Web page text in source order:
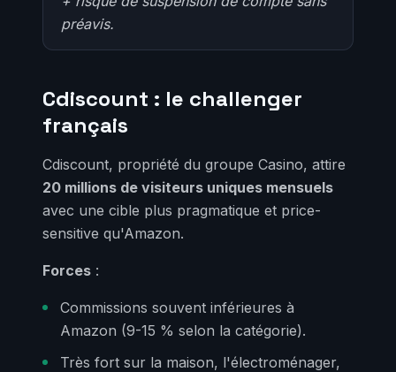
préavis.
Cdiscount : le challenger
français
Cdiscount, propriété du groupe Casino, attire
20 millions de visiteurs uniques mensuels
avec une cible plus pragmatique et price-
sensitive qu'Amazon.
Forces :
Commissions souvent inférieures à
Amazon (9-15 % selon la catégorie).
Très fort sur la maison, l'électroménager,